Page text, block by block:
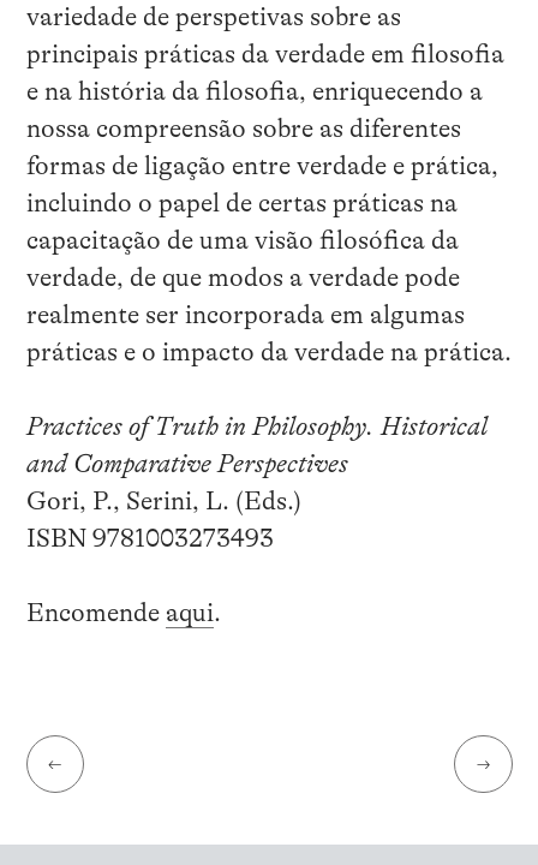
variedade de perspetivas sobre as
principais práticas da verdade em filosofia
e na história da filosofia, enriquecendo a
nossa compreensão sobre as diferentes
formas de ligação entre verdade e prática,
incluindo o papel de certas práticas na
capacitação de uma visão filosófica da
verdade, de que modos a verdade pode
realmente ser incorporada em algumas
práticas e o impacto da verdade na prática.
Practices of Truth in Philosophy. Historical
and Comparative Perspectives
Gori, P., Serini, L. (Eds.)
ISBN 9781003273493
Encomende aqui.
← →